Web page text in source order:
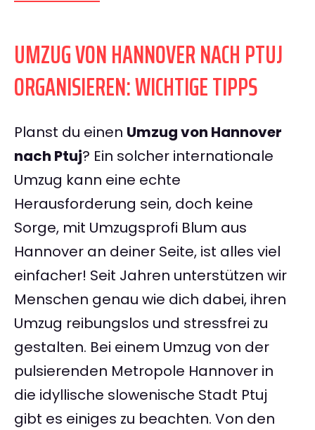
UMZUG VON HANNOVER NACH PTUJ
ORGANISIEREN: WICHTIGE TIPPS
Planst du einen Umzug von Hannover
nach Ptuj? Ein solcher internationale
Umzug kann eine echte
Herausforderung sein, doch keine
Sorge, mit Umzugsprofi Blum aus
Hannover an deiner Seite, ist alles viel
einfacher! Seit Jahren unterstützen wir
Menschen genau wie dich dabei, ihren
Umzug reibungslos und stressfrei zu
gestalten. Bei einem Umzug von der
pulsierenden Metropole Hannover in
die idyllische slowenische Stadt Ptuj
gibt es einiges zu beachten. Von den